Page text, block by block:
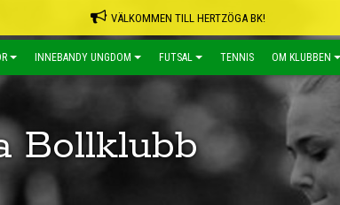
VÄLKOMMEN TILL HERTZÖGA BK!
INNEBANDY UNGDOM FUTSAL TENNIS OM KLUBBEN
Bollklubb